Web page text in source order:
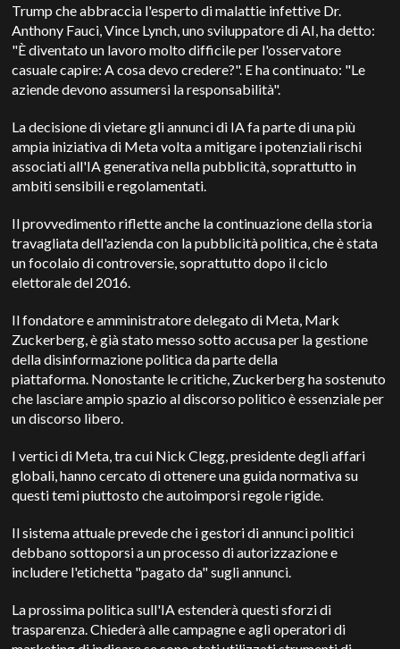
Trump che abbraccia l'esperto di malattie infettive Dr.
Anthony Fauci, Vince Lynch, uno sviluppatore di AI, ha detto:
"È diventato un lavoro molto difficile per l'osservatore
casuale capire: A cosa devo credere?". E ha continuato: "Le
aziende devono assumersi la responsabilità".
La decisione di vietare gli annunci di IA fa parte di una più
ampia iniziativa di Meta volta a mitigare i potenziali rischi
associati all'IA generativa nella pubblicità, soprattutto in
ambiti sensibili e regolamentati.
Il provvedimento riflette anche la continuazione della storia
travagliata dell'azienda con la pubblicità politica, che è stata
un focolaio di controversie, soprattutto dopo il ciclo
elettorale del 2016.
Il fondatore e amministratore delegato di Meta, Mark
Zuckerberg, è già stato messo sotto accusa per la gestione
della disinformazione politica da parte della
piattaforma. Nonostante le critiche, Zuckerberg ha sostenuto
che lasciare ampio spazio al discorso politico è essenziale per
un discorso libero.
I vertici di Meta, tra cui Nick Clegg, presidente degli affari
globali, hanno cercato di ottenere una guida normativa su
questi temi piuttosto che autoimporsi regole rigide.
Il sistema attuale prevede che i gestori di annunci politici
debbano sottoporsi a un processo di autorizzazione e
includere l'etichetta "pagato da" sugli annunci.
La prossima politica sull'IA estenderà questi sforzi di
trasparenza. Chiederà alle campagne e agli operatori di